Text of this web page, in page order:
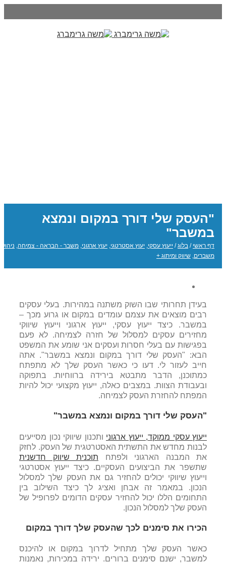
"העסק שלי דורך במקום ונמצא
במשבר"
דף ראשי / בלוג / ייעוץ עסקי, יעוץ אסטרטגי, יעוץ ארגוני, משבר - הבראה - צמיחה, ניהול
משברים, שיווק ומיתוג +
בעידן תחרותי שבו השוק משתנה במהירות. בעלי עסקים
רבים מוצאים את עצמם עומדים במקום או גרוע מכך –
במשבר. כיצד ייעוץ עסקי, ייעוץ ארגוני וייעוץ שיווקי
מחזירים עסקים למסלול של חזרה לצמיחה. לא פעם
בפגישות עם בעלי חסרות ועסקים אני שומע את המשפט
הבא: "העסק שלי דורך במקום ונמצא במשבר". אתה
חייב לעזור לי. דעו כי כאשר העסק שלך לא מתפתח
כמתוכנן, הדבר מתבטא בירידה ברווחיות. בתפוקה
ובעבודת הצוות. במצבים כאלה, ייעוץ מקצועי יכול להיות
המפתח להחזרת העסק לצמיחה.
"העסק שלי דורך במקום ונמצא במשבר"
ייעוץ עסקי ממוקד, ייעוץ ארגוני ותכנון שיווקי נכון מסייעים
לבנות מחדש את התשתית האסטרטגית של העסק. לחזק
את המבנה הארגוני ולפתח תוכנית שיווק חדשנית
שתשפר את הביצועים העסקיים. כיצד ייעוץ אסטרטגי
וייעוץ שיווקי יכולים להחזיר גם את העסק שלך למסלול
הנכון. במאמר זה אבחן ואציג לך כיצד השילוב בין
התחומים הללו יכול להחזיר עסקים הדומים לפרופיל של
העסק שלך למסלול הנכון.
הכירו את סימנים לכך שהעסק שלך דורך במקום
כאשר העסק שלך
מתחיל לדרוך במקום או להיכנס
למשבר, ישנם סימנים ברורים. ירידה במכירות, נאמנות